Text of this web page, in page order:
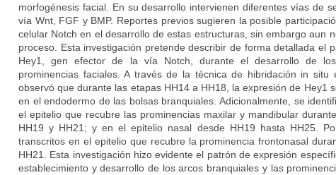
morfogénesis facial. En su desarrollo intervienen diferentes vías de
vía Wnt, FGF y BMP. Reportes previos sugieren la posible
celular Notch en el desarrollo de estas estructuras, sin embargo aun
proceso. Esta investigación pretende describir de forma detallada el
Hey1, gen efector de la vía Notch, durante el desarrollo de
prominencias faciales. A través de la técnica de hibridación in situ
observó que durante las etapas HH14 a HH18, la expresión de Hey1
en el endodermo de las bolsas branquiales. Adicionalmente, se
el epitelio que recubre las prominencias maxilar y mandibular
HH19 y HH21; y en el epitelio nasal desde HH19 hasta HH25.
transcritos en el epitelio que recubre la prominencia frontonasal
HH21. Esta investigación hizo evidente el patrón de expresión
establecimiento y desarrollo de los arcos branquiales y las